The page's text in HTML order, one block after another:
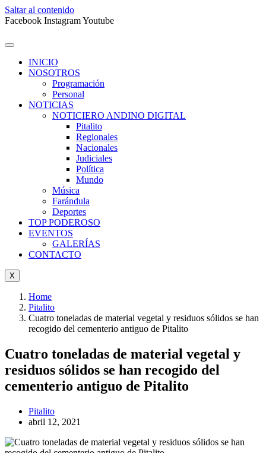
Saltar al contenido
Facebook InstagramYoutube
INICIO
NOSOTROS
Programación
Personal
NOTICIAS
NOTICIERO ANDINO DIGITAL
Pitalito
Regionales
Nacionales
Judiciales
Política
Mundo
Música
Farándula
Deportes
TOP PODEROSO
EVENTOS
GALERÍAS
CONTACTO
X
Home
Pitalito
Cuatro toneladas de material vegetal y residuos sólidos se han
recogido del cementerio antiguo de Pitalito
Cuatro toneladas de material vegetal y
residuos sólidos se han recogido del
cementerio antiguo de Pitalito
Pitalito
abril 12, 2021